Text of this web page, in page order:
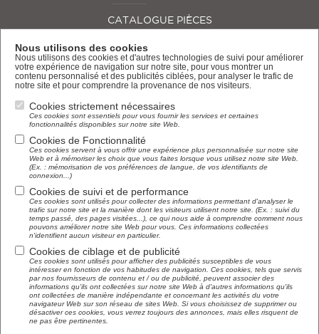
CATALOGUE PIÈCES
A PROPOS
CONTACT & DEVIS
MENTIONS LÉGALES
NEWSLETTER
Renseignez votre adresse e-mail afin d'être avertis
des nouveautés
Nous utilisons des cookies
Nous utilisons des cookies et d'autres technologies de suivi pour améliorer
votre expérience de navigation sur notre site, pour vous montrer un
contenu personnalisé et des publicités ciblées, pour analyser le trafic de
notre site et pour comprendre la provenance de nos visiteurs.
Cookies strictement nécessaires
Ces cookies sont essentiels pour vous fournir les services et certaines
fonctionnalités disponibles sur notre site Web.
Cookies de Fonctionnalité
Ces cookies servent à vous offrir une expérience plus personnalisée sur notre site
Web et à mémoriser les choix que vous faites lorsque vous utilisez notre site Web.
(Ex. : mémorisation de vos préférences de langue, de vos identifiants de
connexion...)
Cookies de suivi et de performance
Ces cookies sont utilisés pour collecter des informations permettant d'analyser le
trafic sur notre site et la manière dont les visiteurs utilisent notre site. (Ex. : suivi du
temps passé, des pages visitées...), ce qui nous aide à comprendre comment nous
pouvons améliorer notre site Web pour vous. Ces informations collectées
n'identifient aucun visiteur en particulier.
Cookies de ciblage et de publicité
Ces cookies sont utilisés pour afficher des publicités susceptibles de vous
intéresser en fonction de vos habitudes de navigation. Ces cookies, tels que servis
par nos fournisseurs de contenu et / ou de publicité, peuvent associer des
informations qu'ils ont collectées sur notre site Web à d'autres informations qu'ils
ont collectées de manière indépendante et concernant les activités du votre
navigateur Web sur son réseau de sites Web. Si vous choisissez de supprimer ou
désactiver ces cookies, vous verrez toujours des annonces, mais elles risquent de
ne pas être pertinentes.